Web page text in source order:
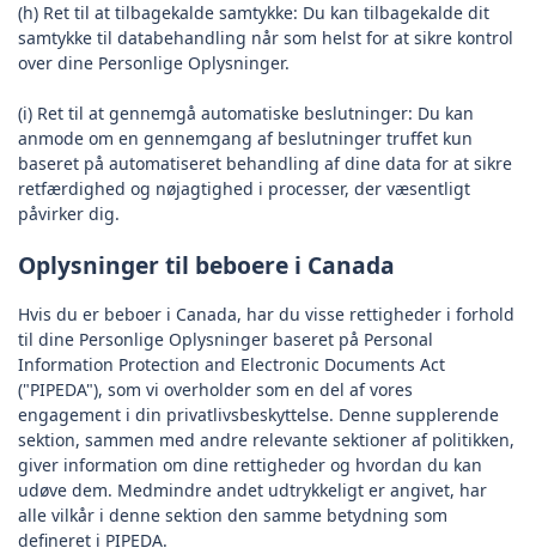
(h) Ret til at tilbagekalde samtykke: Du kan tilbagekalde dit
samtykke til databehandling når som helst for at sikre kontrol
over dine Personlige Oplysninger.
(i) Ret til at gennemgå automatiske beslutninger: Du kan
anmode om en gennemgang af beslutninger truffet kun
baseret på automatiseret behandling af dine data for at sikre
retfærdighed og nøjagtighed i processer, der væsentligt
påvirker dig.
Oplysninger til beboere i Canada
Hvis du er beboer i Canada, har du visse rettigheder i forhold
til dine Personlige Oplysninger baseret på Personal
Information Protection and Electronic Documents Act
("PIPEDA"), som vi overholder som en del af vores
engagement i din privatlivsbeskyttelse. Denne supplerende
sektion, sammen med andre relevante sektioner af politikken,
giver information om dine rettigheder og hvordan du kan
udøve dem. Medmindre andet udtrykkeligt er angivet, har
alle vilkår i denne sektion den samme betydning som
defineret i PIPEDA.